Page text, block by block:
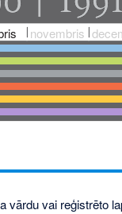
novembris
vārdu vai reģistrēto